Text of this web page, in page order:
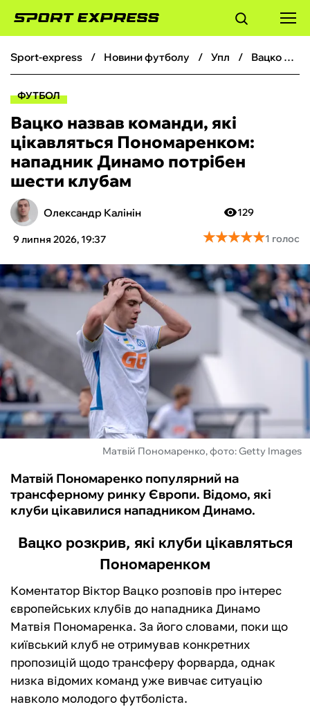
ФУТБОЛ
БОКС
ХОКЕЙ
ТЕНІС
КІБЕРСПОРТ
ЧС-2026
ФУТЗАЛ
ІНШІ
БУКМЕКЕРИ
sport-express новини футболу упл Вацко назвав команди, які цікавляться Пономаренком: нападник Динамо потрібен шести клубам
ФУТБОЛ
Вацко назвав команди, які
цікавляться Пономаренком:
нападник Динамо потрібен
шести клубам
Олександр Калінін
9 липня 2026, 19:37
129
★★★★★
★★★★★1 голос
Матвій Пономаренко, фото: Getty Images
Матвій Пономаренко популярний на
трансферному ринку Європи. Відомо, які
клуби цікавилися нападником Динамо.
Вацко розкрив, які клуби цікавляться
Пономаренком
Коментатор Віктор Вацко розповів про інтерес
європейських клубів до нападника Динамо
Матвія Пономаренка. За його словами, поки що
київський клуб не отримував конкретних
пропозицій щодо трансферу форварда, однак
низка відомих команд уже вивчає ситуацію
навколо молодого футболіста.